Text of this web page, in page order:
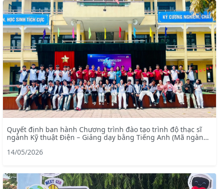
Quyết định ban hành Chương trình đào tạo trình độ thạc sĩ
ngành Kỹ thuật Điện – Giảng dạy bằng Tiếng Anh (Mã ngành:
8520201)
14/05/2026